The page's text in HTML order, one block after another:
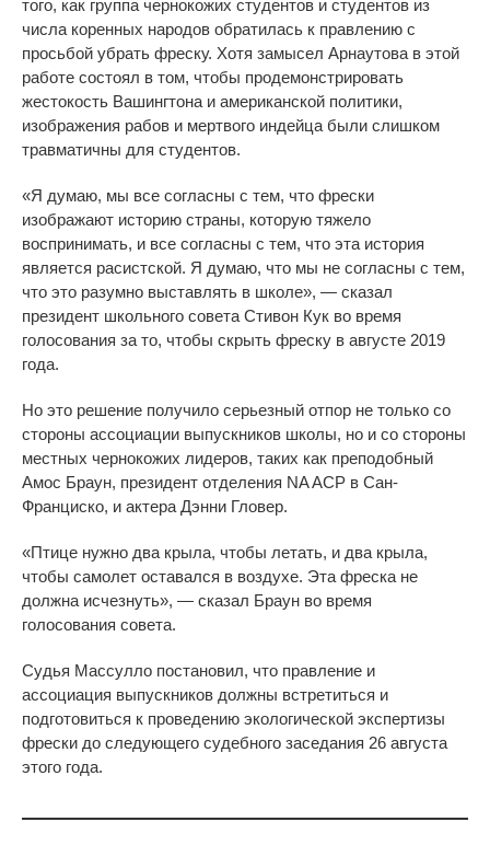
того, как группа чернокожих студентов и студентов из
числа коренных народов обратилась к правлению с
просьбой убрать фреску. Хотя замысел Арнаутова в этой
работе состоял в том, чтобы продемонстрировать
жестокость Вашингтона и американской политики,
изображения рабов и мертвого индейца были слишком
травматичны для студентов.
«Я думаю, мы все согласны с тем, что фрески
изображают историю страны, которую тяжело
воспринимать, и все согласны с тем, что эта история
является расистской. Я думаю, что мы не согласны с тем,
что это разумно выставлять в школе», — сказал
президент школьного совета Стивон Кук во время
голосования за то, чтобы скрыть фреску в августе 2019
года.
Но это решение получило серьезный отпор не только со
стороны ассоциации выпускников школы, но и со стороны
местных чернокожих лидеров, таких как преподобный
Амос Браун, президент отделения NA ACP в Сан-
Франциско, и актера Дэнни Гловер.
«Птице нужно два крыла, чтобы летать, и два крыла,
чтобы самолет оставался в воздухе. Эта фреска не
должна исчезнуть», — сказал Браун во время
голосования совета.
Судья Массулло постановил, что правление и
ассоциация выпускников должны встретиться и
подготовиться к проведению экологической экспертизы
фрески до следующего судебного заседания 26 августа
этого года.